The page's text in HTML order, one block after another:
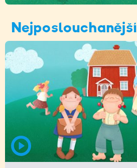
Nejposlouchanější